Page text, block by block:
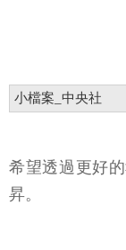
小檔案_中央社
希望透過更好
昇。